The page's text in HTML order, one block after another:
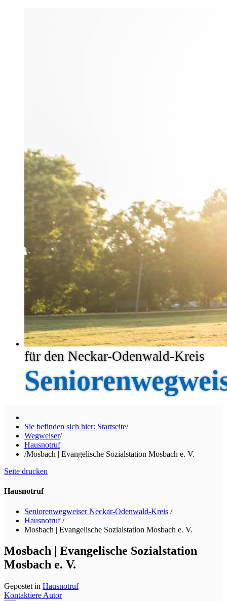
für den Neckar-Odenwald-Kreis
Sie befinden sich hier: Startseite/
Wegweiser/
Hausnotruf
/Mosbach | Evangelische Sozialstation Mosbach e. V.
Seite drucken
Hausnotruf
Seniorenwegweiser Neckar-Odenwald-Kreis /
Hausnotruf /
Mosbach | Evangelische Sozialstation Mosbach e. V.
Mosbach | Evangelische Sozialstation
Mosbach e. V.
Gepostet in Hausnotruf
Kontaktiere Autor